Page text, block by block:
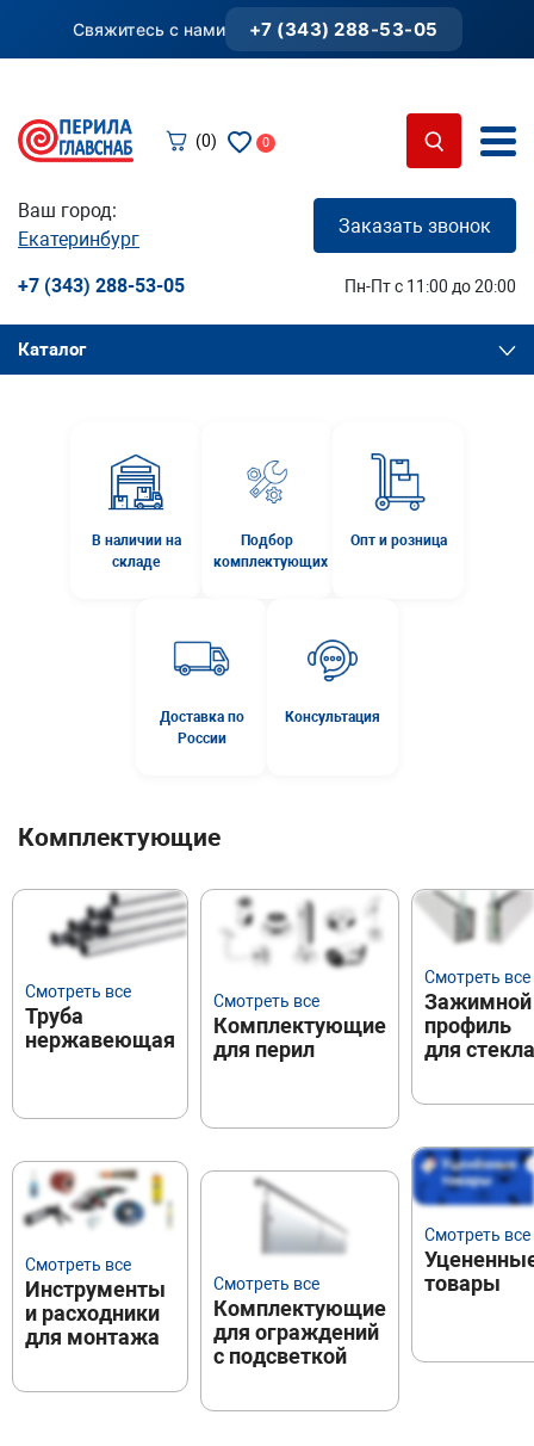
Свяжитесь с нами +7 (343) 288-53-05
(0) 0
Ваш город:
Екатеринбург
Заказать звонок
+7 (343) 288-53-05 Пн-Пт с 11:00 до 20:00
Каталог
В наличии на
складе
Подбор
комплектующих
Опт и розница
Доставка по
России
Консультация
Комплектующие
Смотреть все
Труба
нержавеющая
Смотреть все
Инструменты
и расходники
для монтажа
Смотреть все
Комплектующие
для перил
Смотреть все
Комплектующие
для ограждений
с подсветкой
Смотреть все
Зажимной
профиль
для стекла
Смотреть все
товары